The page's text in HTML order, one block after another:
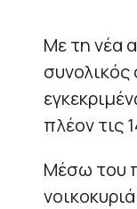
Με τη νέα
πλέον τις
Μέσω του